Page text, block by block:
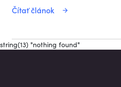
Čítať článok
string(13) "nothing found"